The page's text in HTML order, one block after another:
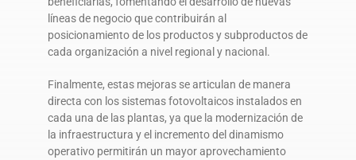
líneas de negocio que contribuirán al
posicionamiento de los productos y subproductos de
cada organización a nivel regional y nacional.
Finalmente, estas mejoras se articulan de manera
directa con los sistemas fotovoltaicos instalados en
cada una de las plantas, ya que la modernización de
la infraestructura y el incremento del dinamismo
operativo permitirán un mayor aprovechamiento